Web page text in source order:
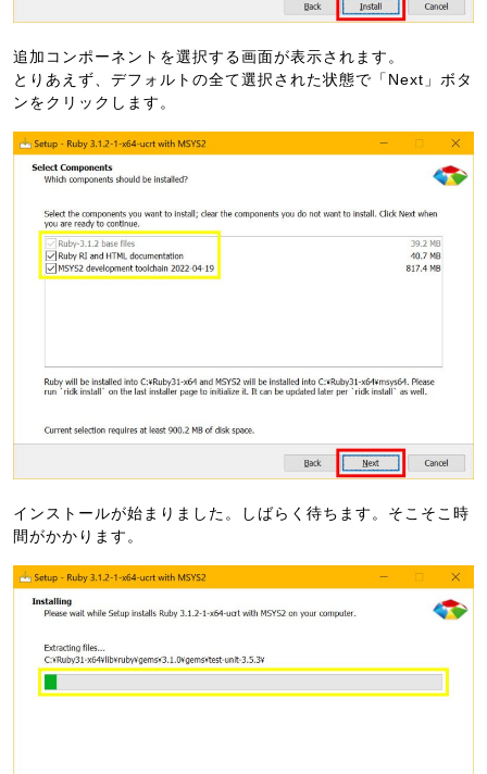
追加コンポーネントを選択する画面が表示されます。
とりあえず、デフォルトの全て選択された状態で「Next」ボタ
ンをクリックします。
インストールが始まりました。しばらく待ちます。そこそこ時
間がかかります。